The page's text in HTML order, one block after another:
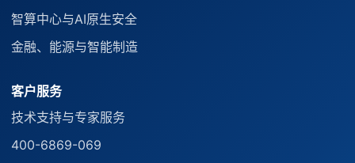
智算中心与AI原生安全
金融、能源与智能制造
客户服务
技术支持与专家服务
400-6869-069